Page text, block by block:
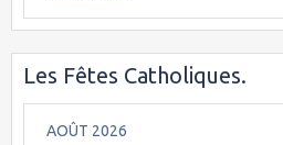
Les Fêtes Catholiques.
AOÛT 2026